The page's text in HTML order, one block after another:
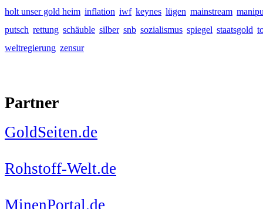
holt unser gold heim inflation iwf keynes lügen mainstream
putsch rettung schäuble silber snb sozialismus spiegel staatsgold
weltregierung zensur
Partner
GoldSeiten.de
Rohstoff-Welt.de
MinenPortal.de